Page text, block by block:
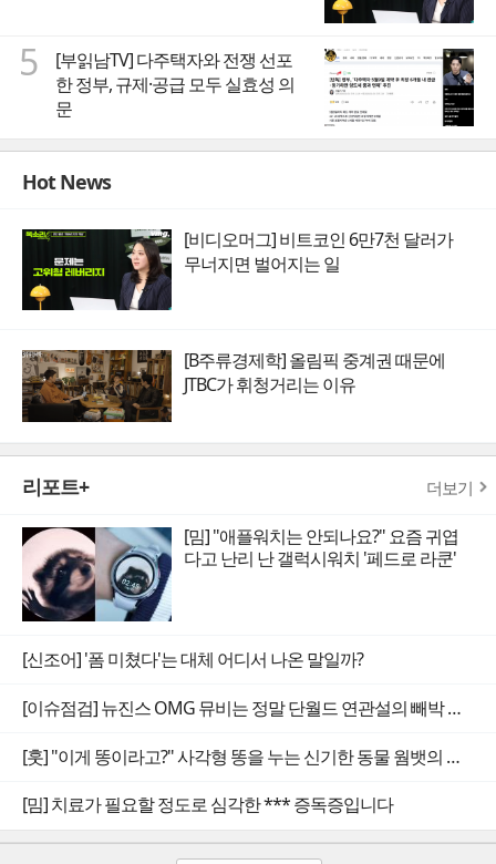
5
[부읽남TV] 다주택자와 전쟁 선포
한 정부, 규제·공급 모두 실효성 의
문
Hot News
[비디오머그] 비트코인 6만7천 달러가
무너지면 벌어지는 일
[B주류경제학] 올림픽 중계권 때문에
JTBC가 휘청거리는 이유
리포트+ 더보기
[밈] "애플워치는 안되나요?" 요즘 귀엽
다고 난리 난 갤럭시워치 '페드로 라쿤'
[신조어] '폼 미쳤다'는 대체 어디서 나온 말일까?
[이슈점검] 뉴진스 OMG 뮤비는 정말 단월드 연관설의 빼박 증거일까
[훗] "이게 똥이라고?" 사각형 똥을 누는 신기한 동물 웜뱃의 비밀
[밈] 치료가 필요할 정도로 심각한 *** 증독증입니다